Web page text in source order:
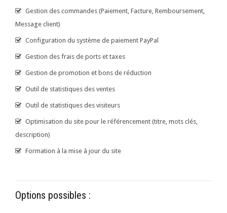
Gestion des commandes (Paiement, Facture, Remboursement,
Message client)
Configuration du système de paiement PayPal
Gestion des frais de ports et taxes
Gestion de promotion et bons de réduction
Outil de statistiques des ventes
Outil de statistiques des visiteurs
Optimisation du site pour le référencement (titre, mots clés,
description)
Formation à la mise à jour du site
Options possibles :